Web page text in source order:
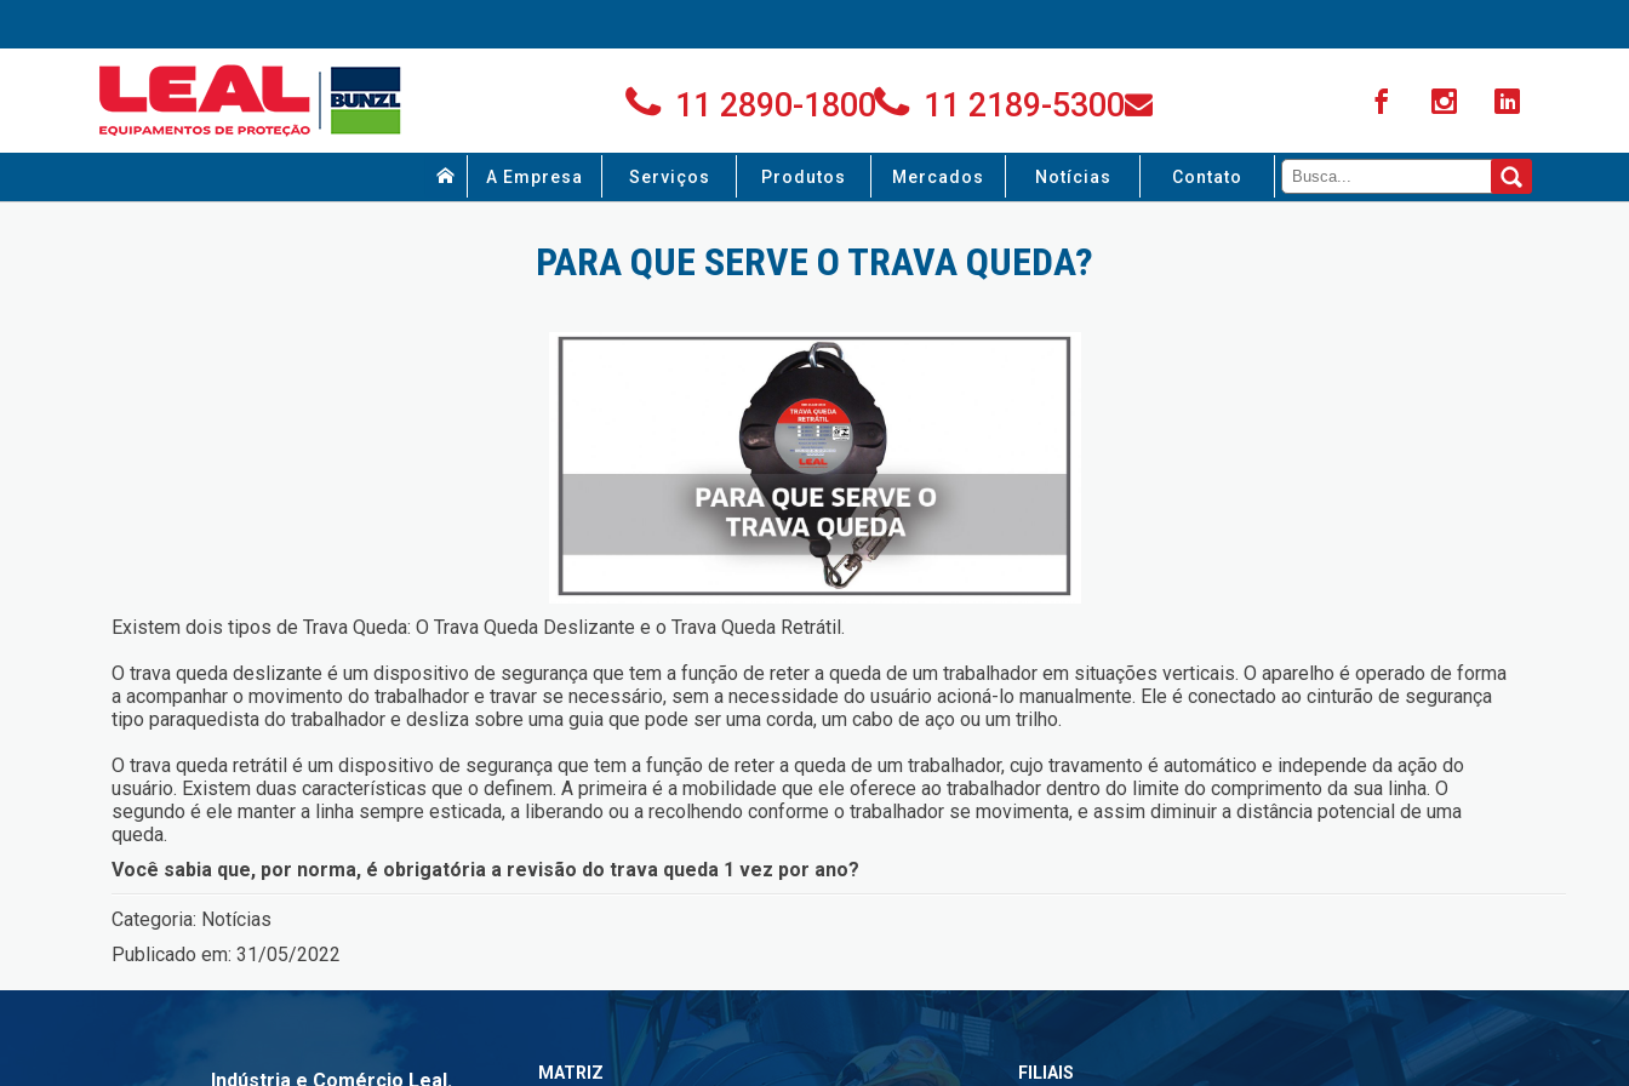
11 2890-1800 11 2189-5300
A Empresa Serviços Produtos Mercados Notícias Contato
PARA QUE SERVE O TRAVA QUEDA?
Existem dois tipos de Trava Queda: O Trava Queda Deslizante e o Trava Queda Retrátil.
O trava queda deslizante é um dispositivo de segurança que tem a função de reter a queda de um trabalhador em situações verticais. O aparelho é operado de forma
a acompanhar o movimento do trabalhador e travar se necessário, sem a necessidade do usuário acioná-lo manualmente. Ele é conectado ao cinturão de segurança
tipo paraquedista do trabalhador e desliza sobre uma guia que pode ser uma corda, um cabo de aço ou um trilho.
O trava queda retrátil é um dispositivo de segurança que tem a função de reter a queda de um trabalhador, cujo travamento é automático e independe da ação do
usuário. Existem duas características que o definem. A primeira é a mobilidade que ele oferece ao trabalhador dentro do limite do comprimento da sua linha. O
segundo é ele manter a linha sempre esticada, a liberando ou a recolhendo conforme o trabalhador se movimenta, e assim diminuir a distância potencial de uma
queda.
Você sabia que, por norma, é obrigatória a revisão do trava queda 1 vez por ano?
Categoria: Notícias
Publicado em: 31/05/2022
Indústria e Comércio Leal. MATRIZ FILIAIS